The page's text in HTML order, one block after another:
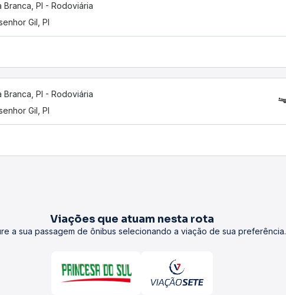
Branca, PI - Rodoviária
Gil, PI
Branca, PI - Rodoviária
Gil, PI
Viações que atuam nesta rota
a sua passagem de ônibus selecionando a viação de sua preferência.